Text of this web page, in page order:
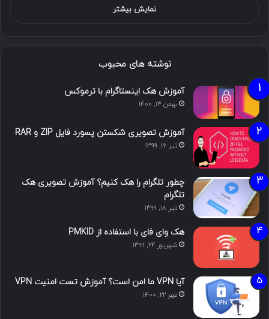
نمایش بیشتر
نوشته های محبوب
آموزش هک اینستاگرام با ترموکس
بهمن ۱۳, ۱۴۰۰
آموزش تصویری شکستن پسورد فایل ZIP و RAR
تیر ۱۶, ۱۳۹۹
چطور تلگرام را هک کنیم؟ آموزش تصویری هک
تلگرام
تیر ۱۸, ۱۳۹۹
هک وای فای با استفاده از PMKID
شهریور ۲۴, ۱۳۹۹
آیا VPN ما امن است؟ آموزش تست امنیت VPN
مهر ۲۲, ۱۴۰۰